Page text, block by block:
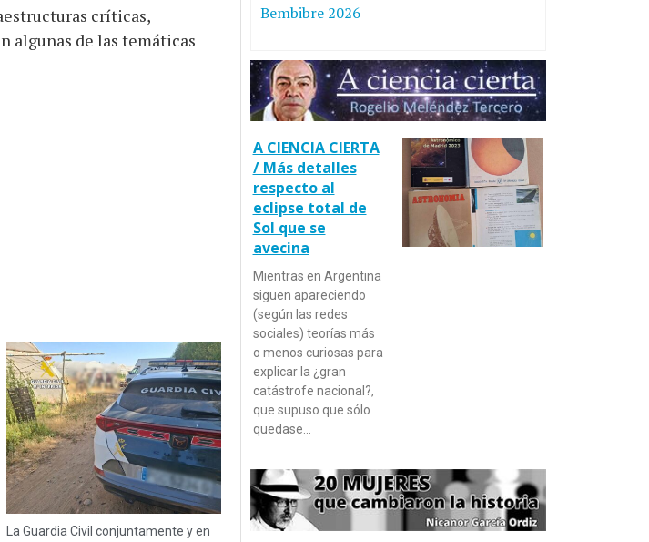
críticas,
algunas de las temáticas
La Guardia Civil conjuntamente y en
Bembibre 2026
A CIENCIA CIERTA
/ Más detalles
respecto al
eclipse total de
Sol que se
avecina
Mientras en Argentina
siguen apareciendo
(según las redes
sociales) teorías más
o menos curiosas para
explicar la ¿gran
catástrofe nacional?,
que supuso que sólo
quedase…